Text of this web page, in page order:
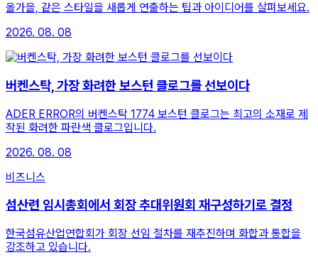
올가을, 같은 스타일을 새롭게 연출하는 팁과 아이디어를 살펴보세요.
2026. 08. 08
버켄스탁, 가장 화려한 보스턴 클로그를 선보이다
ADER ERROR의 버켄스탁 1774 보스턴 클로그는 최고의 소재로 제
작된 화려한 파란색 클로그입니다.
2026. 08. 08
비즈니스
섬산련 임시총회에서 회장 추대위원회 재구성하기로 결정
한국섬유산업연합회가 회장 선임 절차를 재추진하며 화합과 통합을
강조하고 있습니다.